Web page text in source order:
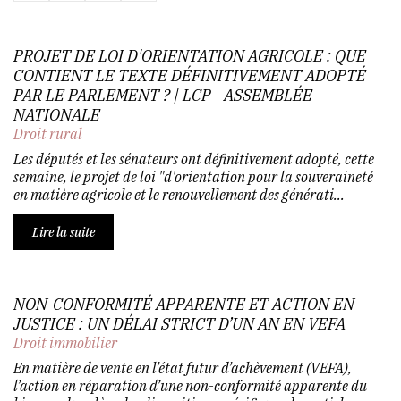
PROJET DE LOI D'ORIENTATION AGRICOLE : QUE
CONTIENT LE TEXTE DÉFINITIVEMENT ADOPTÉ
PAR LE PARLEMENT ? | LCP - ASSEMBLÉE
NATIONALE
Droit rural
Les députés et les sénateurs ont définitivement adopté, cette
semaine, le projet de loi "d'orientation pour la souveraineté
en matière agricole et le renouvellement des générati...
Lire la suite
NON-CONFORMITÉ APPARENTE ET ACTION EN
JUSTICE : UN DÉLAI STRICT D’UN AN EN VEFA
Droit immobilier
En matière de vente en l’état futur d’achèvement (VEFA),
l’action en réparation d’une non-conformité apparente du